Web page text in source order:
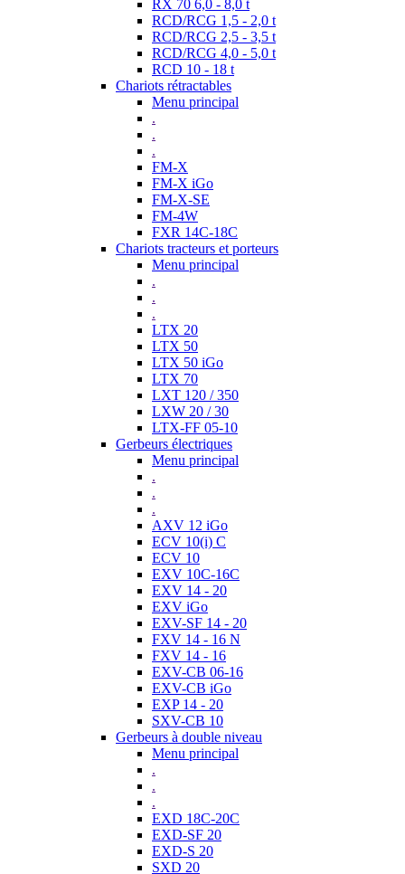
RX 70 6,0 - 8,0 t
RCD/RCG 1,5 - 2,0 t
RCD/RCG 2,5 - 3,5 t
RCD/RCG 4,0 - 5,0 t
RCD 10 - 18 t
Chariots rétractables
Menu principal
.
.
.
FM-X
FM-X iGo
FM-X-SE
FM-4W
FXR 14C-18C
Chariots tracteurs et porteurs
Menu principal
.
.
.
LTX 20
LTX 50
LTX 50 iGo
LTX 70
LXT 120 / 350
LXW 20 / 30
LTX-FF 05-10
Gerbeurs électriques
Menu principal
.
.
.
AXV 12 iGo
ECV 10(i) C
ECV 10
EXV 10C-16C
EXV 14 - 20
EXV iGo
EXV-SF 14 - 20
FXV 14 - 16 N
FXV 14 - 16
EXV-CB 06-16
EXV-CB iGo
EXP 14 - 20
SXV-CB 10
Gerbeurs à double niveau
Menu principal
.
.
.
EXD 18C-20C
EXD-SF 20
EXD-S 20
SXD 20